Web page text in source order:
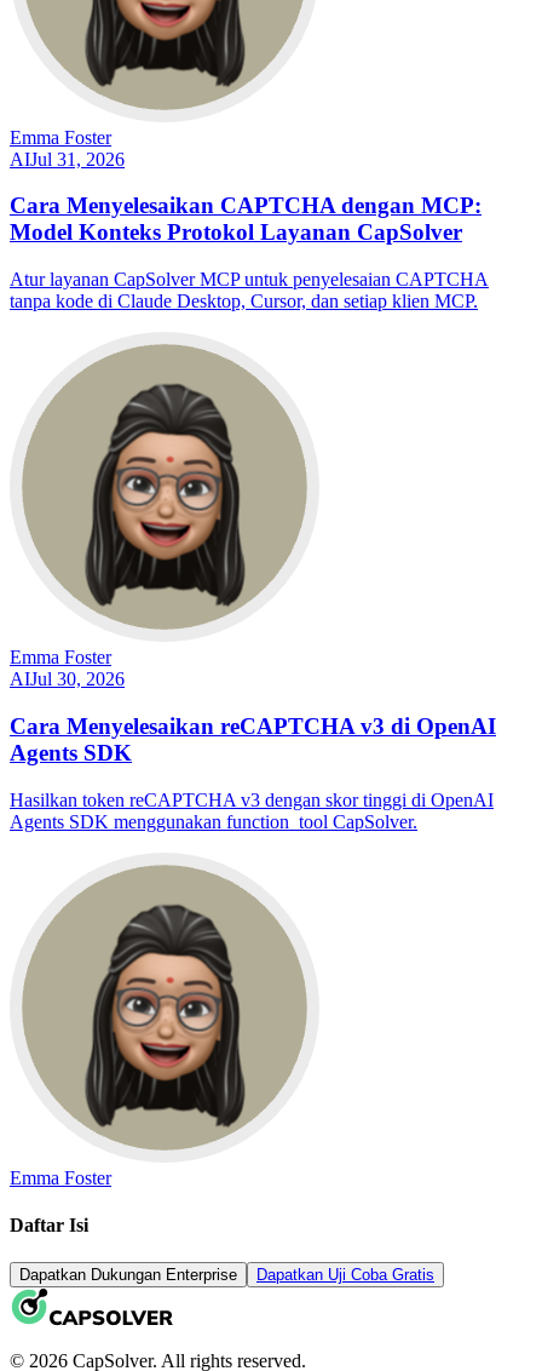
Emma Foster
AIJul 31, 2026
Cara Menyelesaikan CAPTCHA dengan MCP:
Model Konteks Protokol Layanan CapSolver
Atur layanan CapSolver MCP untuk penyelesaian CAPTCHA
tanpa kode di Claude Desktop, Cursor, dan setiap klien MCP.
Emma Foster
AIJul 30, 2026
Cara Menyelesaikan reCAPTCHA v3 di OpenAI
Agents SDK
Hasilkan token reCAPTCHA v3 dengan skor tinggi di OpenAI
Agents SDK menggunakan function_tool CapSolver.
Emma Foster
Daftar Isi
Dapatkan Dukungan Enterprise Dapatkan Uji Coba Gratis
© 2026 CapSolver. All rights reserved.